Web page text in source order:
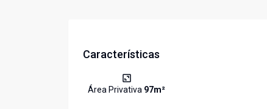
Características
Área Privativa 97m²